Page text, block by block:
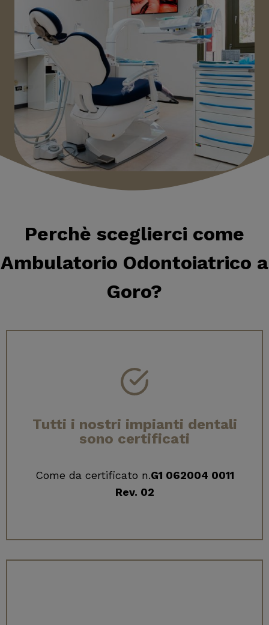
Perchè sceglierci come
Ambulatorio Odontoiatrico a
Goro?
Tutti i nostri impianti dentali
sono certificati
Come da certificato n.G1 062004 0011
Rev. 02